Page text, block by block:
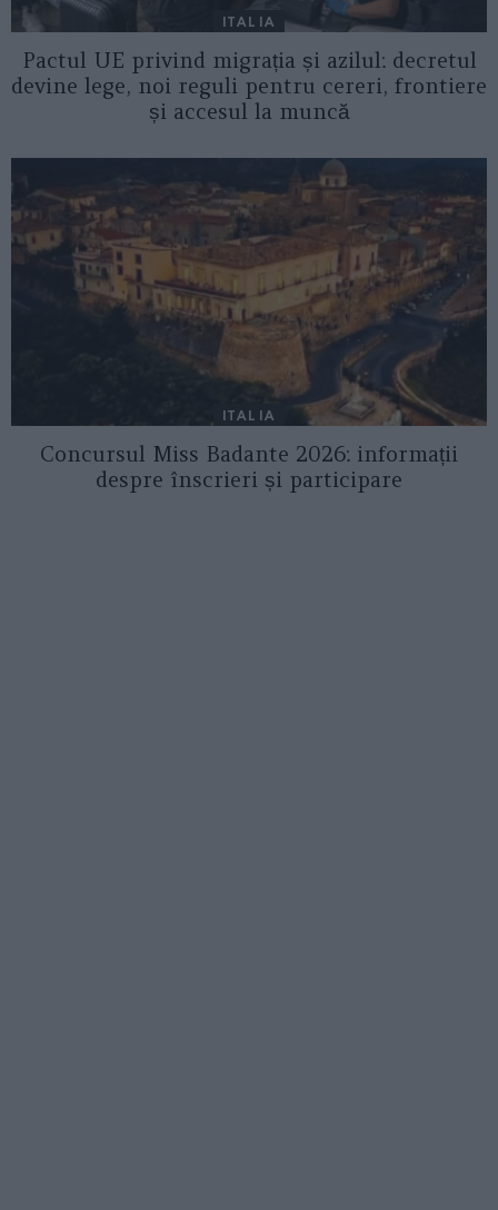
ITALIA
Pactul UE privind migrația și azilul: decretul
devine lege, noi reguli pentru cereri, frontiere
și accesul la muncă
ITALIA
Concursul Miss Badante 2026: informații
despre înscrieri și participare